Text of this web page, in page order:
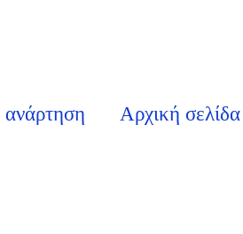
Αρχική σελίδα